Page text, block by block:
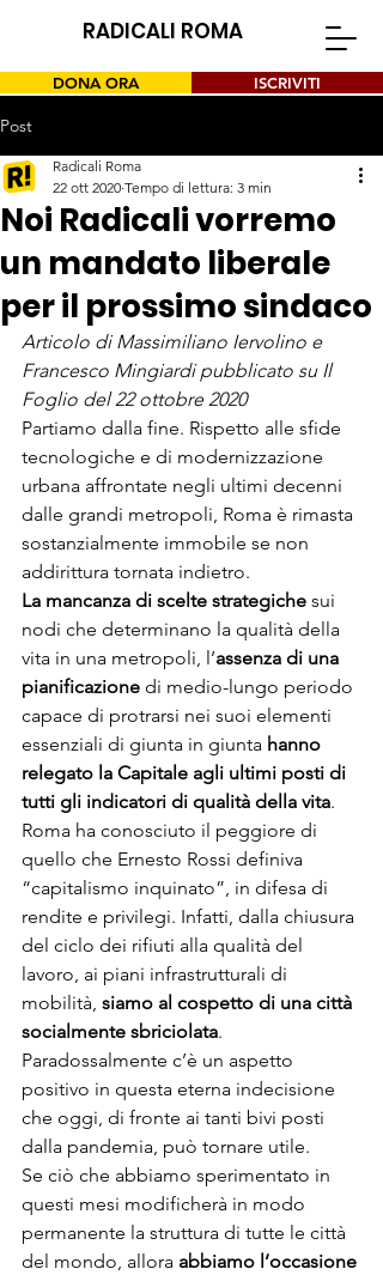
RADICALI ROMA
DONA ORA ISCRIVITI
Post
Noi Radicali vorremo
un mandato liberale
per il prossimo sindaco
Radicali Roma
22 ott 2020 Tempo di lettura: 3 min
Articolo di Massimiliano Iervolino e
Francesco Mingiardi pubblicato su Il
Foglio del 22 ottobre 2020
Partiamo dalla fine. Rispetto alle sfide
tecnologiche e di modernizzazione
urbana affrontate negli ultimi decenni
dalle grandi metropoli, Roma è rimasta
sostanzialmente immobile se non
addirittura tornata indietro.
La mancanza di scelte strategiche sui
nodi che determinano la qualità della
vita in una metropoli, l’assenza di una
pianificazione di medio-lungo periodo
capace di protrarsi nei suoi elementi
essenziali di giunta in giunta hanno
relegato la Capitale agli ultimi posti di
tutti gli indicatori di qualità della vita.
Roma ha conosciuto il peggiore di
quello che Ernesto Rossi definiva
“capitalismo inquinato”, in difesa di
rendite e privilegi. Infatti, dalla chiusura
del ciclo dei rifiuti alla qualità del
lavoro, ai piani infrastrutturali di
mobilità, siamo al cospetto di una città
socialmente sbriciolata.
Paradossalmente c’è un aspetto
positivo in questa eterna indecisione
che oggi, di fronte ai tanti bivi posti
dalla pandemia, può tornare utile.
Se ciò che abbiamo sperimentato in
questi mesi modificherà in modo
permanente la struttura di tutte le città
del mondo, allora abbiamo l’occasione